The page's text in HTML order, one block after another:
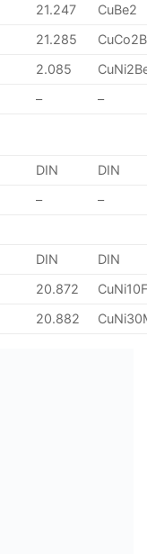
21.247
CuBe2
21.285
2.085
– –
DIN
DIN
–
–
DIN
DIN
20.872
20.882